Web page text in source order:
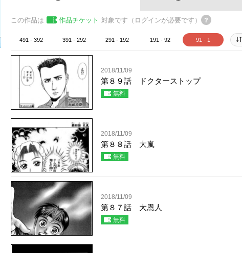
この作品は 作品チケット 対象です（ログインが必要です）
491 - 392 391 - 292 291 - 192 191 - 92 91 - 1
2018/11/09
第８９話 ドクターストップ
無料
2018/11/09
第８８話 大嵐
無料
2018/11/09
第８７話 大恩人
無料